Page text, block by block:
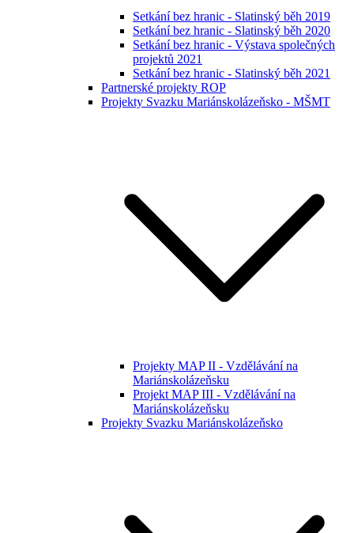
Setkání bez hranic - Slatinský běh 2019
Setkání bez hranic - Slatinský běh 2020
Setkání bez hranic - Výstava společných
projektů 2021
Setkání bez hranic - Slatinský běh 2021
Partnerské projekty ROP
Projekty Svazku Mariánskolázeňsko - MŠMT
Projekty MAP II - Vzdělávání na
Mariánskolázeňsku
Projekt MAP III - Vzdělávání na
Mariánskolázeňsku
Projekty Svazku Mariánskolázeňsko